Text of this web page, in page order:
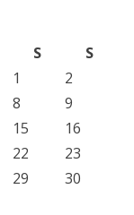
S
S
1
2
8
9
15
16
22
23
29
30